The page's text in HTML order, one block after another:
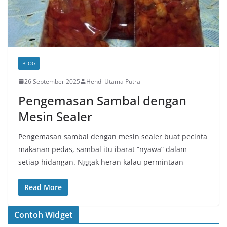
BLOG
26 September 2025 Hendi Utama Putra
Pengemasan Sambal dengan
Mesin Sealer
Pengemasan sambal dengan mesin sealer buat pecinta
makanan pedas, sambal itu ibarat “nyawa” dalam
setiap hidangan. Nggak heran kalau permintaan
Read More
Contoh Widget